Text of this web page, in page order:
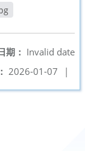
期： Invalid date
2026-01-07 |